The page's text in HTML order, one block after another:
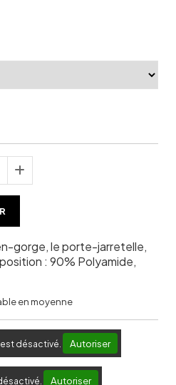
gorge, le porte-jarretelle,
: 90% Polyamide,
en moyenne
désactivé. Autoriser
Autoriser